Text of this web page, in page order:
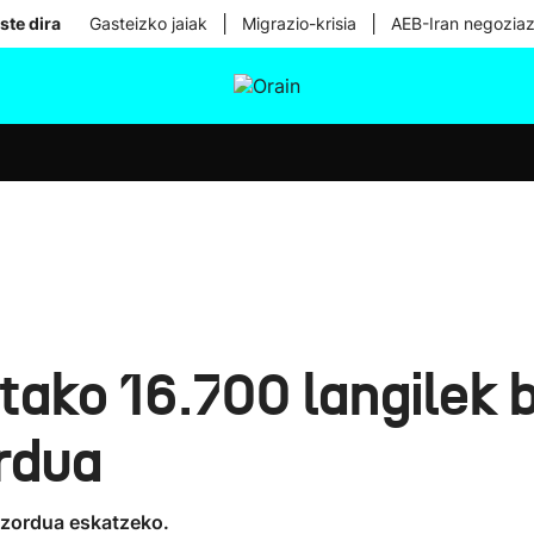
dira Gasteizko jaiak Migrazio-krisia AEB-Iran
16.700 langilek
eskatzeko.